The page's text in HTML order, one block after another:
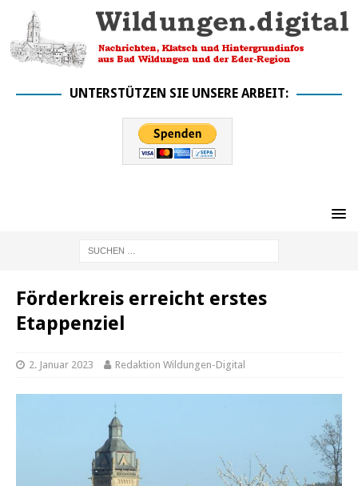
UNTERSTÜTZEN SIE UNSERE ARBEIT:
Förderkreis erreicht erstes
Etappenziel
2. Januar 2023 Redaktion Wildungen-Digital